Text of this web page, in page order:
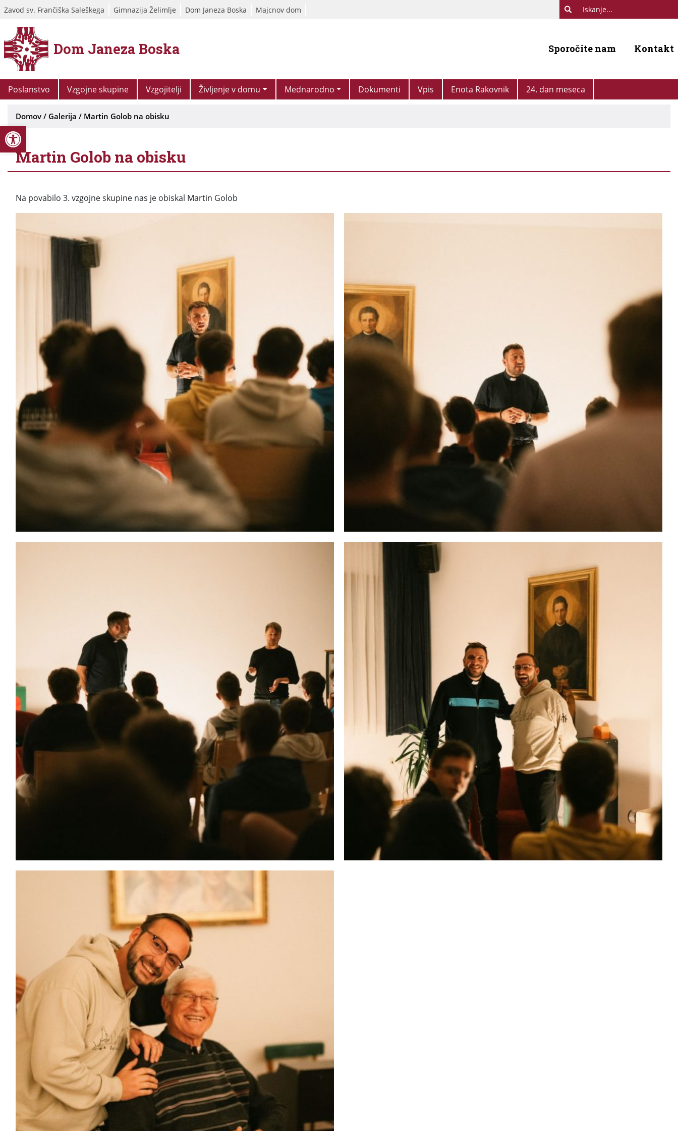
Open toolbar
Zavod sv. Frančiška Saleškega Gimnazija Želimlje Dom Janeza Boska Majcnov dom
Dom Janeza Boska Sporočite nam Kontakt
Poslanstvo Vzgojne skupine Vzgojitelji Življenje v domu Mednarodno Dokumenti Vpis Enota Rakovnik 24. dan meseca
Domov / Galerija / Martin Golob na obisku
Martin Golob na obisku
Na povabilo 3. vzgojne skupine nas je obiskal Martin Golob